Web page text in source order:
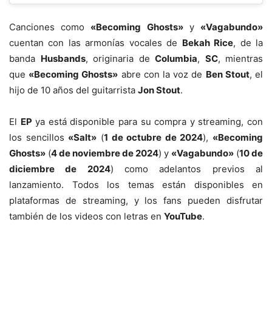
Canciones como «Becoming Ghosts»y «Vagabundo»
cuentan con las armonías vocales de Bekah Rice, de la
banda Husbands, originaria de Columbia, SC, mientras
que «Becoming Ghosts» abre con la voz de Ben Stout, el
hijo de 10 años del guitarrista Jon Stout.
El EP ya está disponible para su compra y streaming, con
los sencillos «Salt» (1 de octubre de 2024), «Becoming
Ghosts» (4 de noviembre de 2024) y «Vagabundo» (10 de
diciembre de 2024) como adelantos previos al
lanzamiento. Todos los temas están disponibles en
plataformas de streaming, y los fans pueden disfrutar
también de los videos con letras en YouTube.